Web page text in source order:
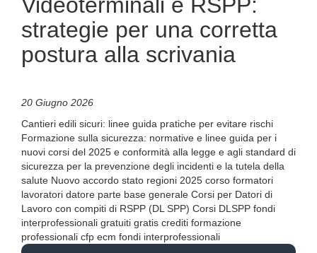
strategie per una corretta
postura alla scrivania
20 Giugno 2026
Cantieri edili sicuri: linee guida pratiche per evitare rischi
Formazione sulla sicurezza: normative e linee guida per i
nuovi corsi del 2025 e conformità alla legge e agli standard di
sicurezza per la prevenzione degli incidenti e la tutela della
salute Nuovo accordo stato regioni 2025 corso formatori
lavoratori datore parte base generale Corsi per Datori di
Lavoro con compiti di RSPP (DL SPP) Corsi DLSPP fondi
interprofessionali gratuiti gratis crediti formazione
professionali cfp ecm fondi interprofessionali